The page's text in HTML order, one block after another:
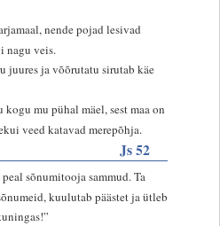
nende pojad lesivad
nagu veis.
juures ja võõrutatu sirutab käe
mu pühal mäel, sest maa on
veed katavad merepõhja.
Js 52
sõnumitooja sammud. Ta
kuulutab päästet ja ütleb